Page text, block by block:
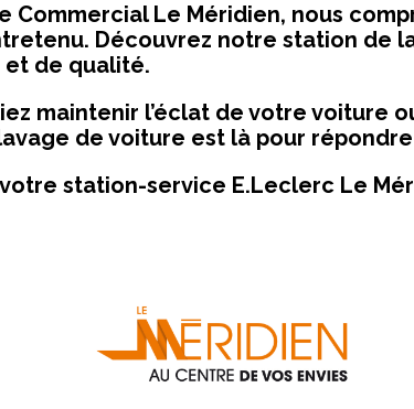
Commercial Le Méridien, nous
Découvrez notre station de
de qualité.
maintenir l’éclat de votre voiture
de voiture est là pour répondre
station-service E.Leclerc Le